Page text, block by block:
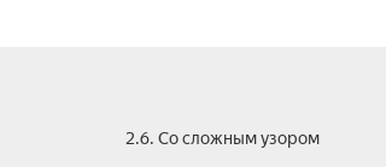
2.6. Со сложным узором